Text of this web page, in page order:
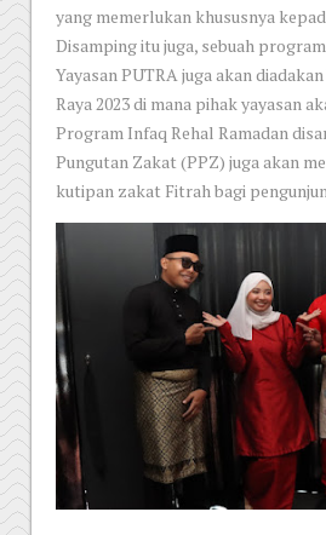
yang memerlukan khususnya
Disamping itu juga, sebuah
Yayasan PUTRA juga akan
Raya 2023 di mana pihak yayasan
Program Infaq Rehal Ramadan
Pungutan Zakat (PPZ) juga akan
kutipan zakat Fitrah bagi